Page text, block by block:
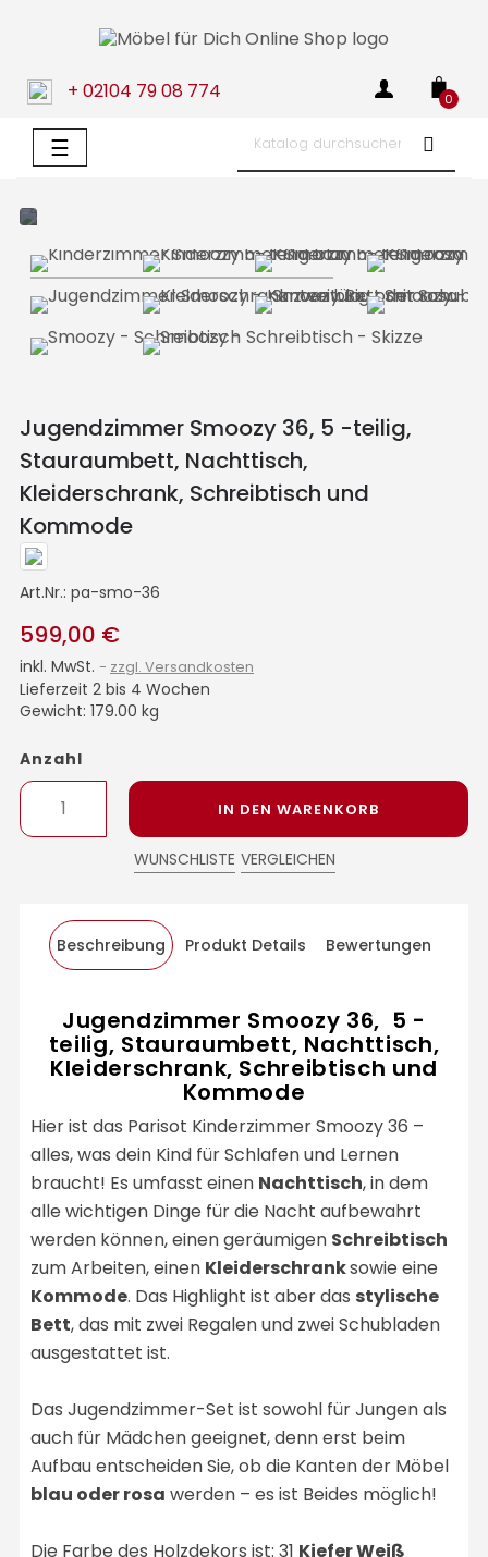
+ 02104 79 08 774 0
Umschalten
der
☰
Jugendzimmer Smoozy 36, 5 -teilig,
Stauraumbett, Nachttisch,
Kleiderschrank, Schreibtisch und
Kommode
Art.Nr.: pa-smo-36
599,00 €
inkl. MwSt. zzgl. Versandkosten
Lieferzeit 2 bis 4 Wochen
Gewicht: 179.00 kg
Anzahl
IN DEN WARENKORB
WUNSCHLISTE VERGLEICHEN
Beschreibung Produkt Details Bewertungen
Jugendzimmer Smoozy 36, 5 -
teilig, Stauraumbett, Nachttisch,
Kleiderschrank, Schreibtisch und
Kommode
Hier ist das Parisot Kinderzimmer Smoozy 36 –
alles, was dein Kind für Schlafen und Lernen
braucht! Es umfasst einen Nachttisch, in dem
alle wichtigen Dinge für die Nacht aufbewahrt
werden können, einen geräumigen Schreibtisch
zum Arbeiten, einen Kleiderschranksowie eine
Kommode. Das Highlight ist aber das stylische
Bett, das mit zwei Regalen und zwei Schubladen
ausgestattet ist.
Das Jugendzimmer-Set ist sowohl für Jungen als
auch für Mädchen geeignet, denn erst beim
Aufbau entscheiden Sie, ob die Kanten der Möbel
blau oder rosa werden – es ist Beides möglich!
Die Farbe des Holzdekors ist: 31 Kiefer Weiß